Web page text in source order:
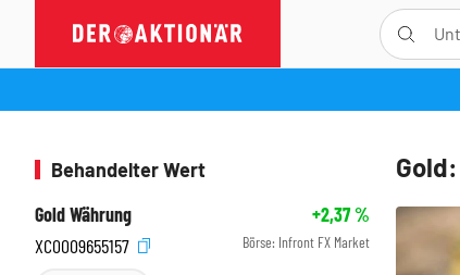
Behandelter Wert
Gold Währung
+2,37%
XC0009655157
Börse: Infront FX Market